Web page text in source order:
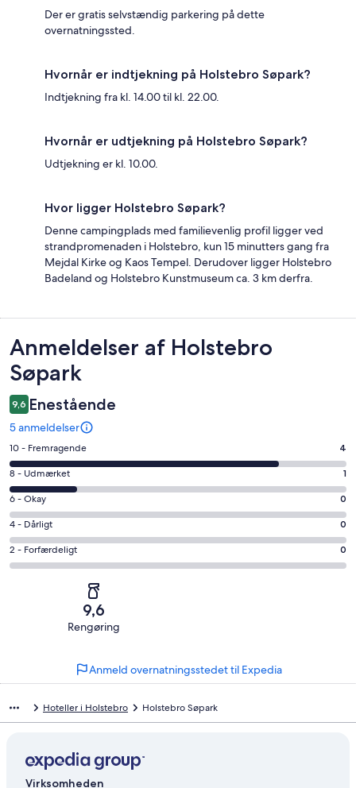
Der er gratis selvstændig parkering på dette
overnatningssted.
Hvornår er indtjekning på Holstebro Søpark?
Indtjekning fra kl. 14.00 til kl. 22.00.
Hvornår er udtjekning på Holstebro Søpark?
Udtjekning er kl. 10.00.
Hvor ligger Holstebro Søpark?
Denne campingplads med familievenlig profil ligger ved
strandpromenaden i Holstebro, kun 15 minutters gang fra
Mejdal Kirke og Kaos Tempel. Derudover ligger Holstebro
Badeland og Holstebro Kunstmuseum ca. 3 km derfra.
Anmeldelser
Anmeldelser af Holstebro
Søpark
9,6 Enestående
5 anmeldelser
Bedømmelse
på
10
−
Fremragende.
4
af
i
10 - Fremragende 4
Bedømmelse
på
8
−
Udmærket.
1
8 - Udmærket 1
Bedømmelse
på
6
−
Okay.
anmeldelser
6 - Okay 0
Bedømmelse
på
4
4 - Dårligt 0
Bedømmelse
på
Forfærdeligt.
alt
anmeldelser
2 - Forfærdeligt 0
9,6
Rengøring
Anmeld overnatningsstedet til Expedia
Hoteller i Holstebro Holstebro Søpark
Virksomheden